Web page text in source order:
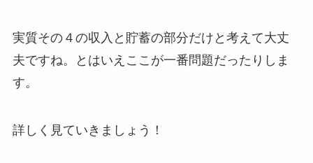
実質その４の収入と貯蓄の部分だけと考えて大丈
夫ですね。とはいえここが一番問題だったりしま
す。
詳しく見ていきましょう！